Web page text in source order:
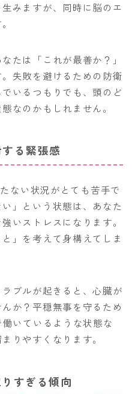
みますが、同時に脳のエ
たは「これが最善か？」
失敗を避けるための防衛
いるつもりでも、頭のど
なのかもしれません。
る緊張感
ない状況がとても苦手で
」という状態は、あなた
いストレスになります。
」を考えて身構えてしま
ブルが起きると、心臓が
か？平穏無事を守るため
いているような状態な
りやすくなります。
すぎる傾向